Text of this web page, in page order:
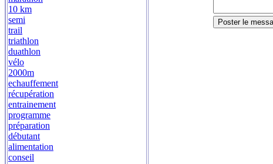
10 km
semi
trail
triathlon
duathlon
vélo
2000m
echauffement
récupération
entrainement
programme
préparation
débutant
alimentation
conseil